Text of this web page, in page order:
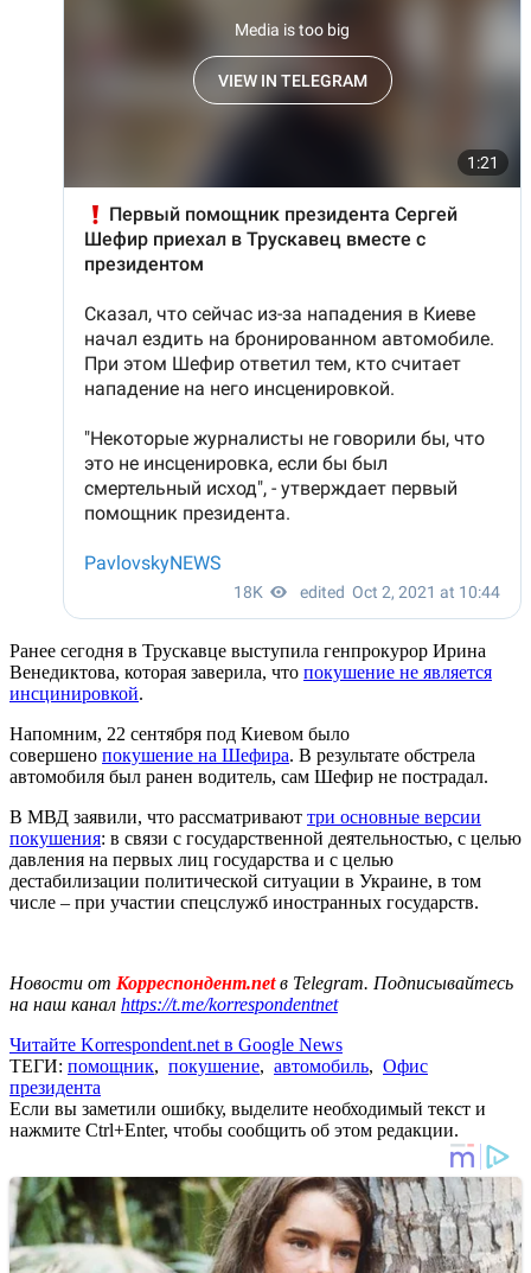
Ранее сегодня в Трускавце выступила генпрокурор Ирина
Венедиктова, которая заверила, что покушение не является
инсцинировкой.
Напомним, 22 сентября под Киевом было
совершено покушение на Шефира. В результате обстрела
автомобиля был ранен водитель, сам Шефир не пострадал.
В МВД заявили, что рассматривают три основные версии
покушения: в связи с государственной деятельностью, с целью
давления на первых лиц государства и с целью
дестабилизации политической ситуации в Украине, в том
числе – при участии спецслужб иностранных государств.
Новости от Корреспондент.netв Telegram. Подписывайтесь
на наш канал https://t.me/korrespondentnet
Читайте Korrespondent.net в Google News
ТЕГИ: помощник, покушение, автомобиль, Офис
президента
Если вы заметили ошибку, выделите необходимый текст и
нажмите Ctrl+Enter, чтобы сообщить об этом редакции.